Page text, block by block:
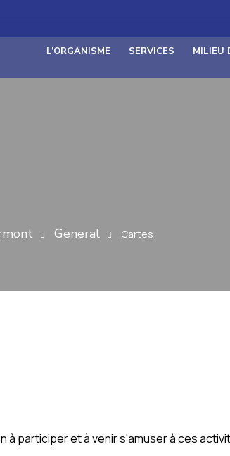
L’ORGANISME SERVICES MILIEU
General Cartes
à participer et à venir s'amuser à ces